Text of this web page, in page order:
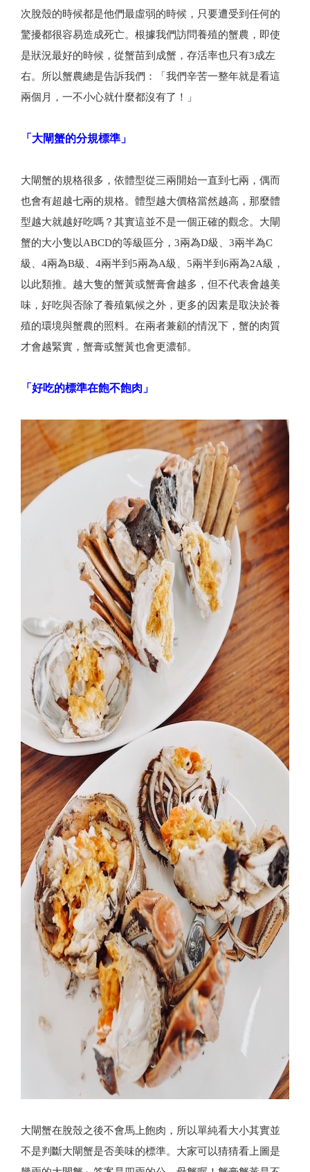
次脫殼的時候都是他們最虛弱的時候，只要遭受到任何的
驚擾都很容易造成死亡。根據我們訪問養殖的蟹農，即使
是狀況最好的時候，從蟹苗到成蟹，存活率也只有3成左
右。所以蟹農總是告訴我們：「我們辛苦一整年就是看這
兩個月，一不小心就什麼都沒有了！」
「大閘蟹的分規標準」
大閘蟹的規格很多，依體型從三兩開始一直到七兩，偶而
也會有超越七兩的規格。體型越大價格當然越高，那麼體
型越大就越好吃嗎？其實這並不是一個正確的觀念。大閘
蟹的大小隻以ABCD的等級區分，3兩為D級、3兩半為C
級、4兩為B級、4兩半到5兩為A級、5兩半到6兩為2A級，
以此類推。越大隻的蟹黃或蟹膏會越多，但不代表會越美
味，好吃與否除了養殖氣候之外，更多的因素是取決於養
殖的環境與蟹農的照料。在兩者兼顧的情況下，蟹的肉質
才會越緊實，蟹膏或蟹黃也會更濃郁。
「好吃的標準在飽不飽肉」
大閘蟹在脫殼之後不會馬上飽肉，所以單純看大小其實並
不是判斷大閘蟹是否美味的標準。大家可以猜猜看上圖是